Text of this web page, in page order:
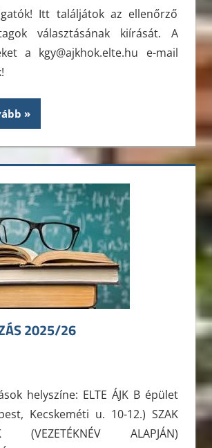
Itt találjátok az ellenőrző
választásának kiírását. A
a kgy@ajkhok.elte.hu e-mail
2025/26
9.
helyszíne: ELTE ÁJK B épület
Kecskeméti u. 10-12.) SZAK
(VEZETÉKNÉV ALAPJÁN)